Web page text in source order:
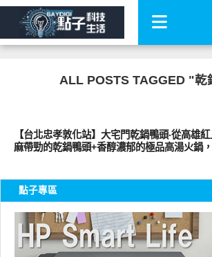
ALL POSTS TAGGED "乾
【台北忠孝敦化站】大宅門乾鍋鴨頭‧從高雄
麻帶勁的乾鍋鴨頭+香醇濃郁的極品高湯火鍋
點子專區